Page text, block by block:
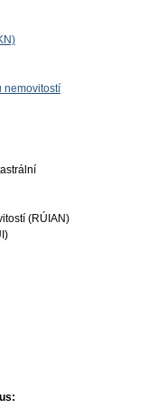
nemovitostí
(RÚIAN)